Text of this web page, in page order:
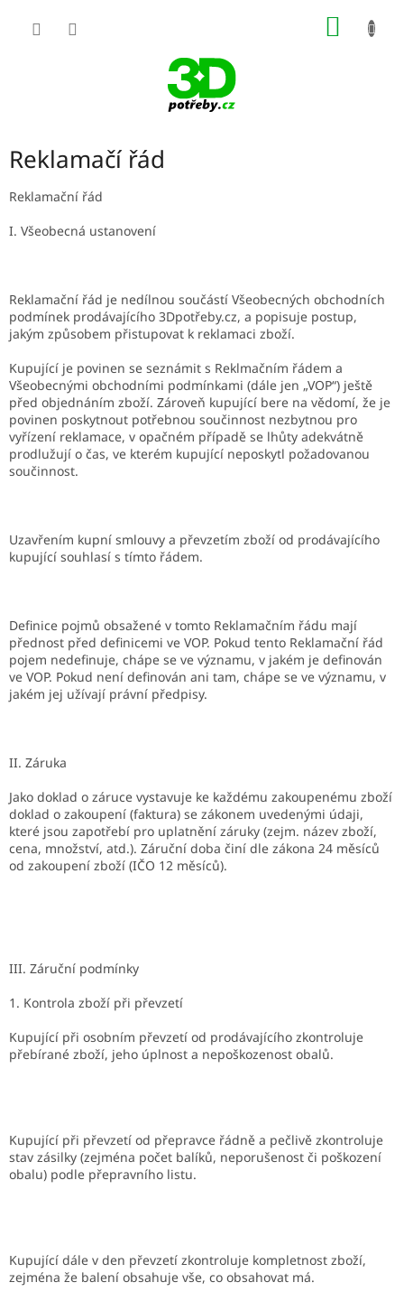
Reklamačí řád
Reklamační řád
I. Všeobecná ustanovení
Reklamační řád je nedílnou součástí Všeobecných obchodních
podmínek prodávajícího 3Dpotřeby.cz, a popisuje postup,
jakým způsobem přistupovat k reklamaci zboží.
Kupující je povinen se seznámit s Reklmačním řádem a
Všeobecnými obchodními podmínkami (dále jen „VOP“) ještě
před objednáním zboží. Zároveň kupující bere na vědomí, že je
povinen poskytnout potřebnou součinnost nezbytnou pro
vyřízení reklamace, v opačném případě se lhůty adekvátně
prodlužují o čas, ve kterém kupující neposkytl požadovanou
součinnost.
Uzavřením kupní smlouvy a převzetím zboží od prodávajícího
kupující souhlasí s tímto řádem.
Definice pojmů obsažené v tomto Reklamačním řádu mají
přednost před definicemi ve VOP. Pokud tento Reklamační řád
pojem nedefinuje, chápe se ve významu, v jakém je definován
ve VOP. Pokud není definován ani tam, chápe se ve významu, v
jakém jej užívají právní předpisy.
II. Záruka
Jako doklad o záruce vystavuje ke každému zakoupenému zboží
doklad o zakoupení (faktura) se zákonem uvedenými údaji,
které jsou zapotřebí pro uplatnění záruky (zejm. název zboží,
cena, množství, atd.). Záruční doba činí dle zákona 24 měsíců
od zakoupení zboží (IČO 12 měsíců).
III. Záruční podmínky
1. Kontrola zboží při převzetí
Kupující při osobním převzetí od prodávajícího zkontroluje
přebírané zboží, jeho úplnost a nepoškozenost obalů.
Kupující při převzetí od přepravce řádně a pečlivě zkontroluje
stav zásilky (zejména počet balíků, neporušenost či poškození
obalu) podle přepravního listu.
Kupující dále v den převzetí zkontroluje kompletnost zboží,
zejména že balení obsahuje vše, co obsahovat má.